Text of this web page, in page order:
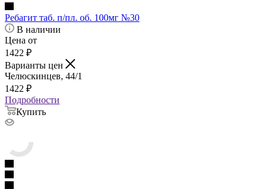
Ребагит таб. п/пл. об. 100мг №30
В наличии
Цена от
1422 ₽
Варианты цен
Челюскинцев, 44/1
1422 ₽
Подробности
Купить